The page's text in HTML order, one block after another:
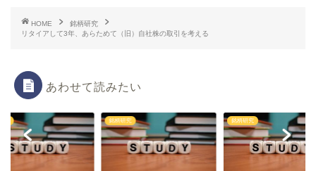
HOME
銘柄研究
リタイアして3年、あらためて（旧）自社株の取引を考える
あわせて読みたい
銘柄研究 銘柄研究